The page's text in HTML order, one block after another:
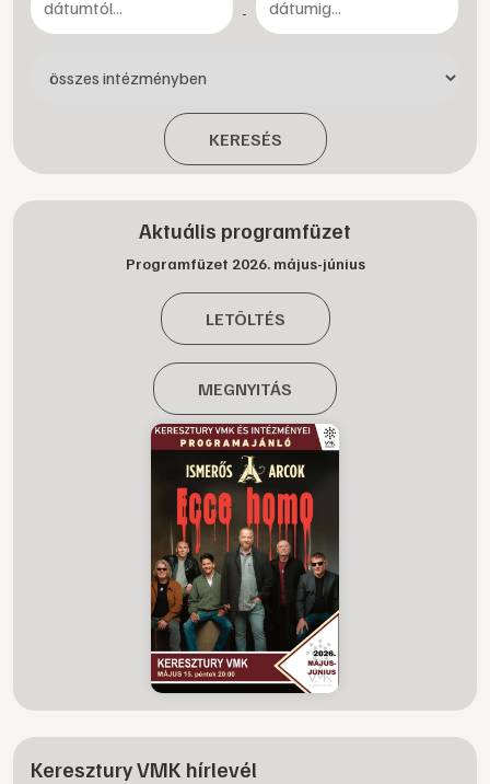
-
KERESÉS
Aktuális programfüzet
Programfüzet 2026. május-június
LETÖLTÉS
MEGNYITÁS
Keresztury VMK hírlevél